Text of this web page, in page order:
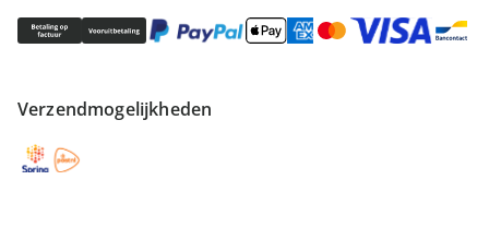
Verzendmogelijkheden